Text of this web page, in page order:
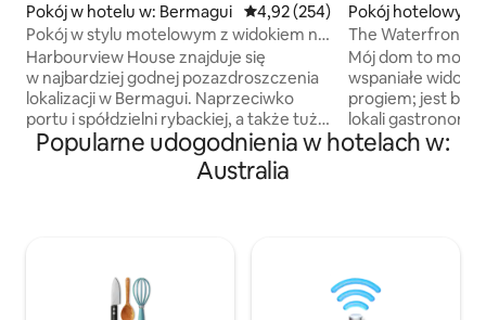
Pokój w hotelu w: Bermagui Średnia ocena: 4,92 na 5, liczba
4,92 (254)
Pokój w stylu motelowym z widokiem na
ogród
Harbourview House znajduje się
w najbardziej godnej pozazdroszczenia
lokalizacji w Bermagui. Naprzeciwko
portu i spółdzielni rybackiej, a także tuż
obok 18-dołkowego pola golfowego
i klubu. Zaledwie kilka minut spacerem
od wioski i otoczony wieloma złotymi
ogród są przyjazne dla zwierząt i wiążą
się z opłatą za sprzątanie w wysokości 50
Pokój hotelowy
The Waterfront
zakwaterowanie
Mój dom to motel
wspaniałe widoki
progiem; jest
lokali
rodzin.
w niektórych z
zwierząt – nie
Popularne udogodnienia w hotelach w:
Australia